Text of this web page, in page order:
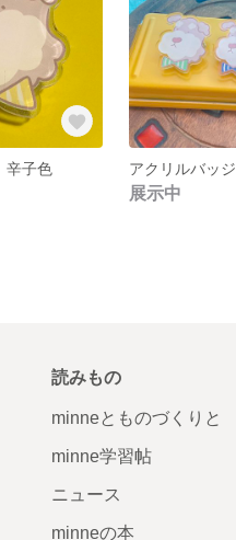
子色 アクリルバッジ
展示中
読みもの
minneとものづくりと
minne学習帖
ニュース
minneの本